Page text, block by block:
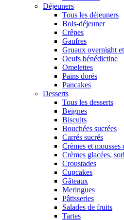
Déjeuners
Tous les déjeuners
Bols-déjeuner
Crêpes
Gaufres
Gruaux overnight
Oeufs bénédictine
Omelettes
Pains dorés
Pancakes
Desserts
Tous les desserts
Beignes
Biscuits
Bouchées sucrées
Carrés sucrés
Crèmes et mousses
Crèmes glacées,
Croustades
Cupcakes
Gâteaux
Meringues
Pâtisseries
Salades de fruits
Tartes